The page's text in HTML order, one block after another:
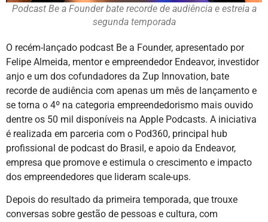
Podcast Be a Founder bate recorde de audiência e estreia a
segunda temporada
O recém-lançado podcast Be a Founder, apresentado por
Felipe Almeida, mentor e empreendedor Endeavor, investidor
anjo e um dos cofundadores da Zup Innovation, bate
recorde de audiência com apenas um mês de lançamento e
se torna o 4º na categoria empreendedorismo mais ouvido
dentre os 50 mil disponíveis na Apple Podcasts. A iniciativa
é realizada em parceria com o Pod360, principal hub
profissional de podcast do Brasil, e apoio da Endeavor,
empresa que promove e estimula o crescimento e impacto
dos empreendedores que lideram scale-ups.
Depois do resultado da primeira temporada, que trouxe
conversas sobre gestão de pessoas e cultura, com